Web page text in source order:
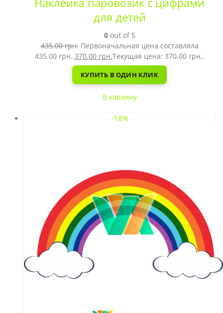
для детей
0out of 5
435.00грн. Первоначальная цена составляла
435.00 грн..370.00 грн.Текущая цена: 370.00 грн..
КУПИТЬ В ОДИН КЛИК
В корзину
-18%